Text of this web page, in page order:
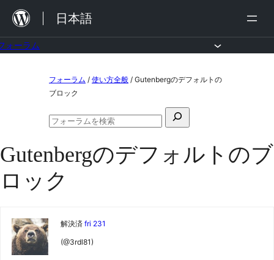
を
日本語
ォーラム
ツ
ス
フォーラム / 使い方全般 / Gutenbergのデフォルトの
ブロック
検
対
象:
フ
ー
ラ
Gutenbergのデフォルトのブ
ロック
解決済 fri 231
(@3rdl81)